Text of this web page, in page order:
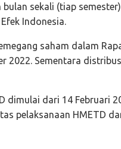
sekali (tiap
Indonesia.
saham dalam
2022. Sementara
dimulai dari 14 Februari
pelaksanaan HMETD